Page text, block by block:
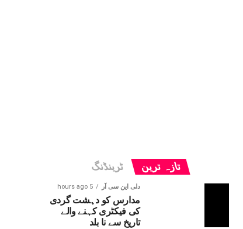
تازہ ترین ٹرینڈنگ
دلی این سی آر 5 hours ago
مدارس کو دہشت گردی
کی فیکٹری کہنے والے
تاریخ سے نا بلد